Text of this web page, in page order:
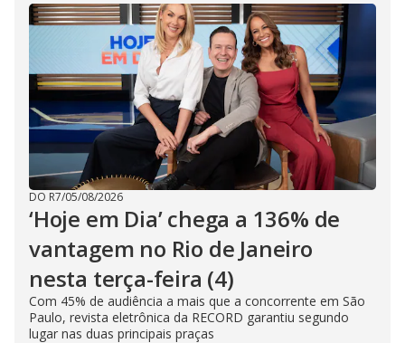
DO R7/05/08/2026
‘Hoje em Dia’ chega a 136% de
vantagem no Rio de Janeiro
nesta terça-feira (4)
Com 45% de audiência a mais que a concorrente em São
Paulo, revista eletrônica da RECORD garantiu segundo
lugar nas duas principais praças